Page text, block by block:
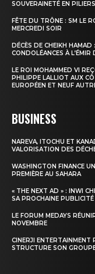
Formules
Mon compte
SOUVERAINETÉ EN
FÊTE DU TRÔNE : SM LE
MERCREDI SOIR
DÉCÈS DE CHEIKH
CONDOLÉANCES À L’ÉMIR
LE ROI MOHAMMED VI
PHILIPPE LALLIOT AUX
EUROPÉEN ET NEUF
BUSINESS
NAREVA, ITOCHU ET
VALORISATION DES
WASHINGTON FINANCE
PREMIÈRE AU SAHARA
« THE NEXT AD » : INWI
SA PROCHAINE PUBLICITÉ
LE FORUM MEDAYS
NOVEMBRE
CINERJI ENTERTAINMENT
STRUCTURE SON